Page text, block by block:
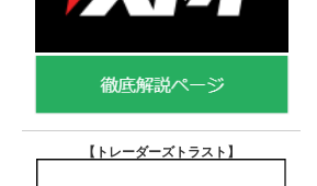
【トレーダーズトラスト 】